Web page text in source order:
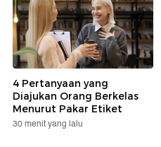
4 Pertanyaan yang
Diajukan Orang Berkelas
Menurut Pakar Etiket
30 menit yang lalu